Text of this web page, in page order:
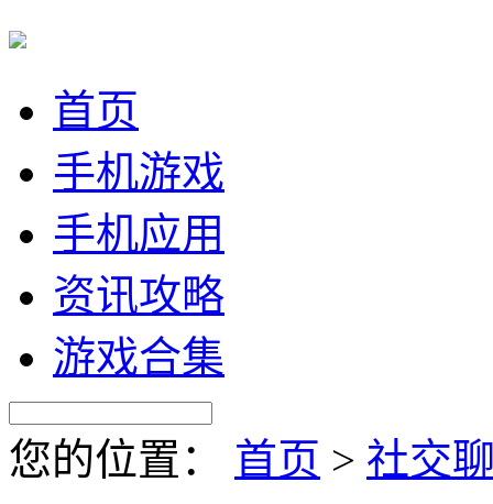
首页
手机游戏
手机应用
资讯攻略
游戏合集
您的位置： 首页 > 社交